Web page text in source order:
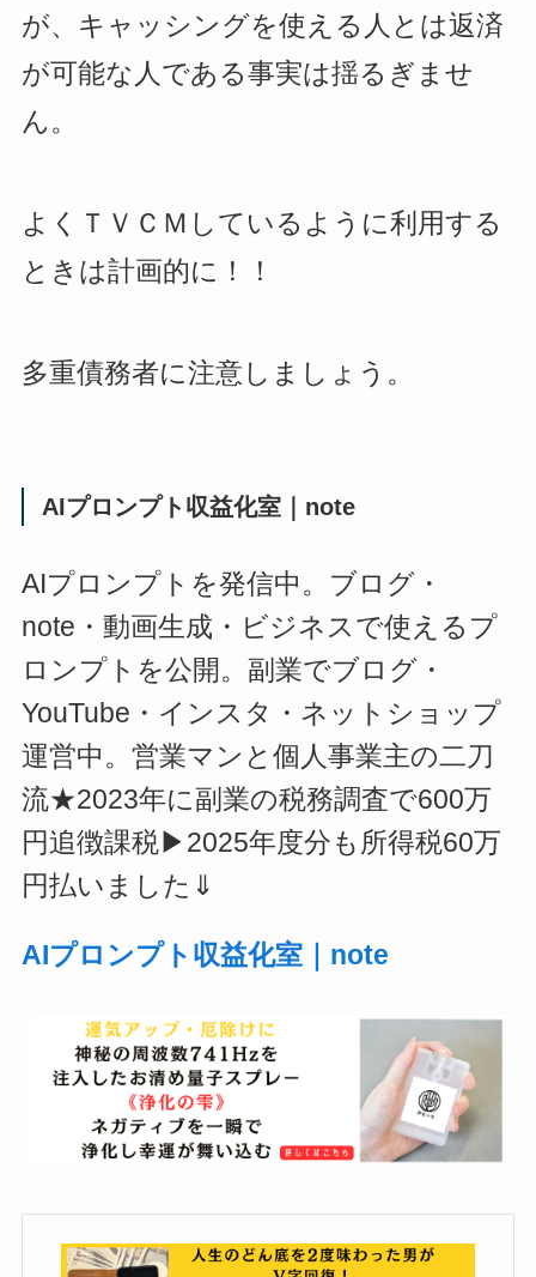
が、キャッシングを使える人とは返済
が可能な人である事実は揺るぎませ
ん。
よくＴＶＣＭしているように利用する
ときは計画的に！！
多重債務者に注意しましょう。
AIプロンプト収益化室｜note
AIプロンプトを発信中。ブログ・
note・動画生成・ビジネスで使えるプ
ロンプトを公開。副業でブログ・
YouTube・インスタ・ネットショップ
運営中。営業マンと個人事業主の二刀
流★2023年に副業の税務調査で600万
円追徴課税▶2025年度分も所得税60万
円払いました⇓
AIプロンプト収益化室｜note